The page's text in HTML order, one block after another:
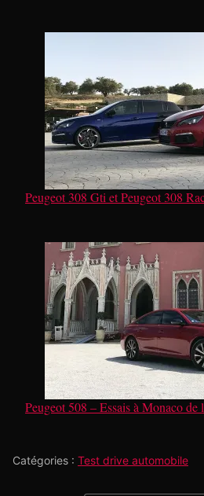
Peugeot 308 Gti et Peugeot 308
Peugeot 508 – Essais à Monaco de
Catégories : Test drive automobile